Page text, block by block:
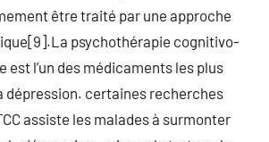
être traité par une approche
psychothérapie cognitivo-
l’un des médicaments les plus
dépression. certaines recherches
assiste les malades à surmonter